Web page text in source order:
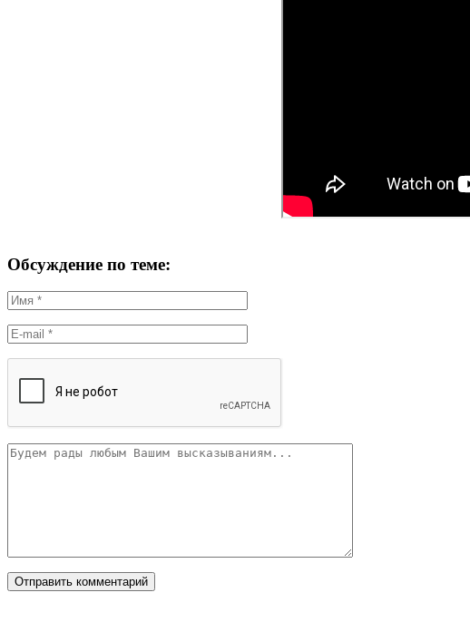
Обсуждение по теме: